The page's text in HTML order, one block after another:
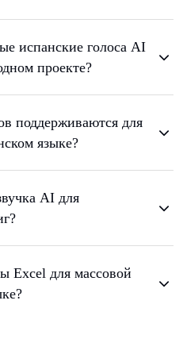
испанские голоса AI
проекте?
поддерживаются для
языке?
AI для
Excel для массовой